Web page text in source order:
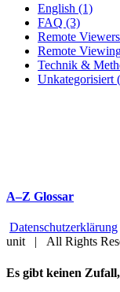
English (1)
FAQ (3)
Remote
Remote
Technik &
Unkategorisiert
A–Z Glossar
Datenschutzerklärung
unit | All Rights
Close
Es gibt keinen